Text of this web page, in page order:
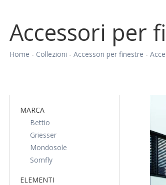
Accessori per
Home - Collezioni - Accessori per finestre -
MARCA
Bettio
Griesser
Mondosole
Somfly
ELEMENTI